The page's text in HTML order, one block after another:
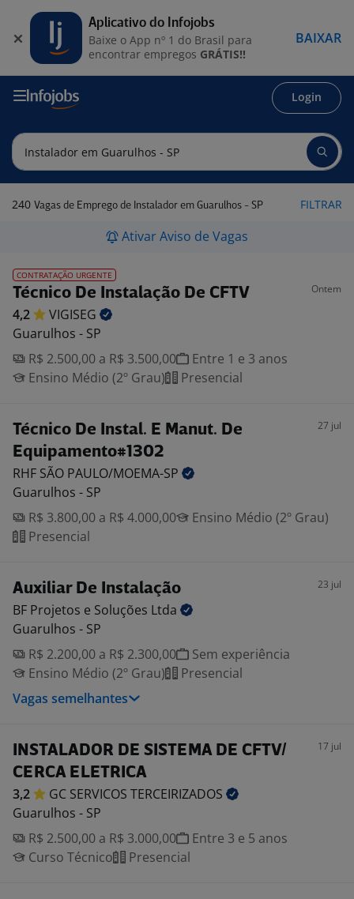
Login
240 Vagas de Emprego de Instalador em Guarulhos - SP FILTRAR
Ativar Aviso de Vagas
CONTRATAÇÃO URGENTE
Técnico De Instalação De CFTV Ontem
4,2
VIGISEG
Guarulhos - SP
R$ 2.500,00 a R$ 3.500,00
Entre 1 e 3 anos
Ensino Médio (2º Grau)
Presencial
Técnico De Instal. E Manut. De
Equipamento#1302
27 jul
RHF SÃO PAULO/MOEMA-SP
Guarulhos - SP
R$ 3.800,00 a R$ 4.000,00
Ensino Médio (2º Grau)
Presencial
Auxiliar De Instalação 23 jul
BF Projetos e Soluções Ltda
Guarulhos - SP
R$ 2.200,00 a R$ 2.300,00
Sem experiência
Ensino Médio (2º Grau)
Presencial
Vagas semelhantes
INSTALADOR DE SISTEMA DE CFTV/
CERCA ELETRICA
17 jul
3,2 GC SERVICOS TERCEIRIZADOS
Guarulhos - SP
R$ 2.500,00 a R$ 3.000,00
Entre 3 e 5 anos
Curso Técnico
Presencial
Aplicativo do Infojobs
Baixe o App nº 1 do Brasil para
encontrar empregos GRÁTIS!!
BAIXAR